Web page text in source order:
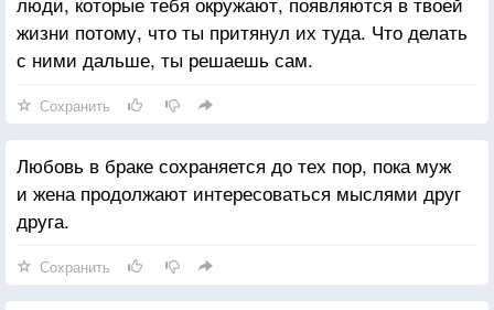
жизни потому, что ты притянул их туда. Что делать
с ними дальше, ты решаешь сам.
Сохранить
Любовь в браке сохраняется до тех пор, пока муж
и жена продолжают интересоваться мыслями друг
друга.
Сохранить